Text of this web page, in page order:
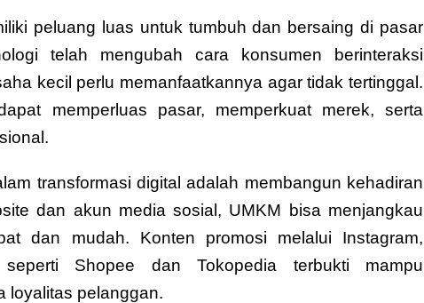
peluang luas untuk tumbuh dan bersaing di pasar
telah mengubah cara konsumen berinteraksi
kecil perlu memanfaatkannya agar tidak tertinggal.
memperluas pasar, memperkuat merek, serta
transformasi digital adalah membangun kehadiran
dan akun media sosial, UMKM bisa menjangkau
dan mudah. Konten promosi melalui Instagram,
Shopee dan Tokopedia terbukti mampu
loyalitas pelanggan.